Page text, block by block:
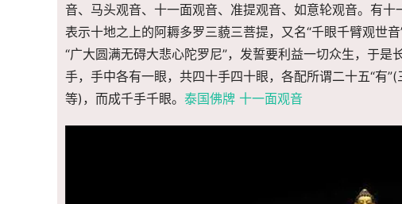
音、马头观音、十一面观音、准提观音、如意轮观音。有十
表示十地之上的阿耨多罗三藐三菩提，又名“千眼千臂观世
“广大圆满无碍大悲心陀罗尼”，发誓要利益一切众生，于
手，手中各有一眼，共四十手四十眼，各配所谓二十五“有
等)，而成千手千眼。 泰国佛牌 十一面观音